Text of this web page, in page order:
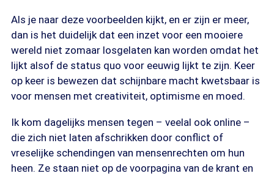
Als je naar deze voorbeelden kijkt, en er zijn er meer,
dan is het duidelijk dat een inzet voor een mooiere
wereld niet zomaar losgelaten kan worden omdat het
lijkt alsof de status quo voor eeuwig lijkt te zijn. Keer
op keer is bewezen dat schijnbare macht kwetsbaar is
voor mensen met creativiteit, optimisme en moed.
Ik kom dagelijks mensen tegen – veelal ook online –
die zich niet laten afschrikken door conflict of
vreselijke schendingen van mensenrechten om hun
heen. Ze staan niet op de voorpagina van de krant en